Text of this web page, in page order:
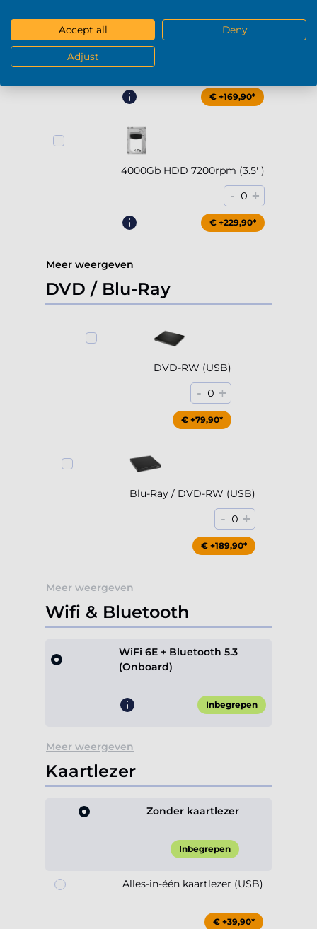
2000Gb HDD 7200rpm (3.5'')
€ +169,90*
4000Gb HDD 7200rpm (3.5'')
- 0 +
€ +229,90*
Meer weergeven
DVD / Blu-Ray
DVD-RW (USB)
- 0 +
€ +79,90*
Blu-Ray / DVD-RW (USB)
- 0 +
€ +189,90*
Meer weergeven
Wifi & Bluetooth
WiFi 6E + Bluetooth 5.3
(Onboard)
Inbegrepen
Meer weergeven
Kaartlezer
Zonder kaartlezer
Inbegrepen
Alles-in-één kaartlezer (USB)
€ +39,90*
Accept all Deny
Adjust